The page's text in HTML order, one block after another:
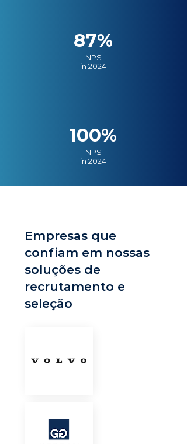
87%
NPS
in 2024
100%
NPS
in 2024
Empresas que
confiam em nossas
soluções de
recrutamento e
seleção